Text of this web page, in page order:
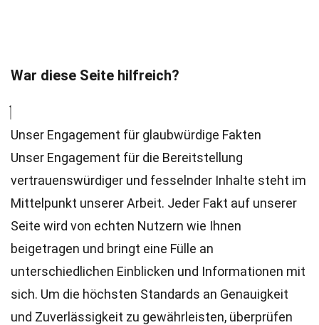
War diese Seite hilfreich?
Unser Engagement für glaubwürdige Fakten
Unser Engagement für die Bereitstellung
vertrauenswürdiger und fesselnder Inhalte steht im
Mittelpunkt unserer Arbeit. Jeder Fakt auf unserer
Seite wird von echten Nutzern wie Ihnen
beigetragen und bringt eine Fülle an
unterschiedlichen Einblicken und Informationen mit
sich. Um die höchsten Standards an Genauigkeit
und Zuverlässigkeit zu gewährleisten, überprüfen